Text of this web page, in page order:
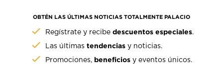
OBTÉN LAS ÚLTIMAS NOTICIAS TOTALMENTE PALACIO
Regístrate y recibedescuentos especiales.
Las últimastendencias y noticias.
Promociones, beneficios y eventos únicos.